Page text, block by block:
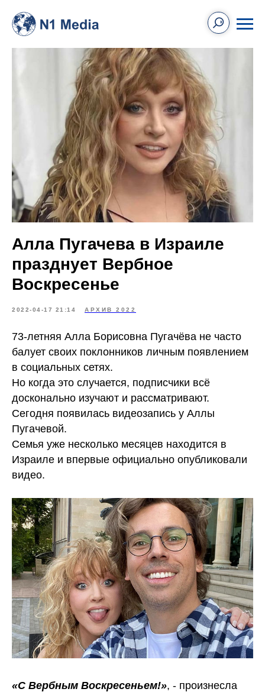
Алла Пугачева в Израиле
празднует Вербное
Воскресенье
2022-04-17 21:14 АРХИВ 2022
73-летняя Алла Борисовна Пугачёва не часто
балует своих поклонников личным появлением
в социальных сетях.
Но когда это случается, подписчики всё
досконально изучают и рассматривают.
Сегодня появилась видеозапись у Аллы
Пугачевой.
Семья уже несколько месяцев находится в
Израиле и впервые официально опубликовали
видео.
«С Вербным Воскресеньем!», - произнесла